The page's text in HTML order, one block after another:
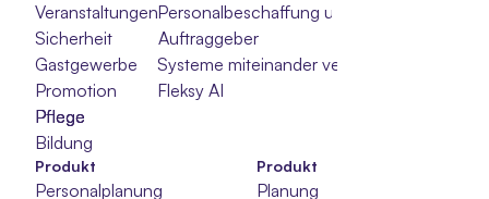
Personalbeschaffung und -auswahl
Auftraggeber
Systeme miteinander verbinden
Fleksy AI
Veranstaltungen
Sicherheit
Gastgewerbe
Promotion
Pflege
Pflege
Pflege
Bildung
Produkt
Personalplanung Planung
Produkt